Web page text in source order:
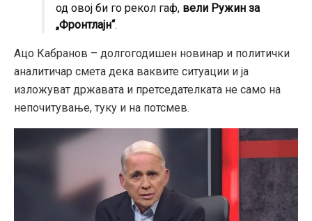
од овој би го рекол гаф, вели Ружин за
„Фронтлајн“.
Ацо Кабранов – долгогодишен новинар и политички
аналитичар смета дека ваквите ситуации и ја
изложуват државата и претседателката не само на
непочитување, туку и на потсмев.